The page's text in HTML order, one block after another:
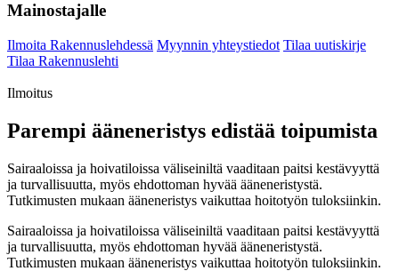
Mainostajalle
Ilmoita Rakennuslehdessä Myynnin yhteystiedot Tilaa uutiskirje
Tilaa Rakennuslehti
Ilmoitus
Parempi ääneneristys edistää toipumista
Sairaaloissa ja hoivatiloissa väliseiniltä vaaditaan paitsi kestävyyttä
ja turvallisuutta, myös ehdottoman hyvää ääneneristystä.
Tutkimusten mukaan ääneneristys vaikuttaa hoitotyön tuloksiinkin.
Sairaaloissa ja hoivatiloissa väliseiniltä vaaditaan paitsi kestävyyttä
ja turvallisuutta, myös ehdottoman hyvää ääneneristystä.
Tutkimusten mukaan ääneneristys vaikuttaa hoitotyön tuloksiinkin.